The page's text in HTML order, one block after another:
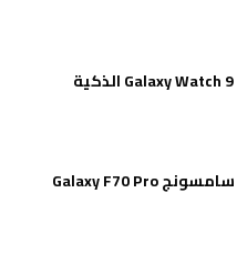
مواصفات هاتف سامسونج Galaxy F70 Pro